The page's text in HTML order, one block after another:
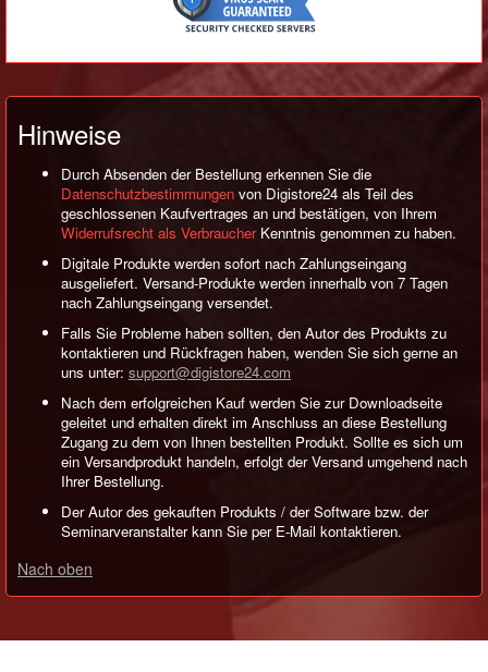
Hinweise
Durch Absenden der Bestellung erkennen Sie die
Datenschutzbestimmungen von Digistore24 als Teil des
geschlossenen Kaufvertrages an und bestätigen, von Ihrem
Widerrufsrecht als VerbraucherKenntnis genommen zu haben.
Digitale Produkte werden sofort nach Zahlungseingang
ausgeliefert. Versand-Produkte werden innerhalb von 7 Tagen
nach Zahlungseingang versendet.
Falls Sie Probleme haben sollten, den Autor des Produkts zu
kontaktieren und Rückfragen haben, wenden Sie sich gerne an
uns unter: support@digistore24.com
Nach dem erfolgreichen Kauf werden Sie zur Downloadseite
geleitet und erhalten direkt im Anschluss an diese Bestellung
Zugang zu dem von Ihnen bestellten Produkt. Sollte es sich um
ein Versandprodukt handeln, erfolgt der Versand umgehend nach
Ihrer Bestellung.
Der Autor des gekauften Produkts / der Software bzw. der
Seminarveranstalter kann Sie per E-Mail kontaktieren.
Nach oben